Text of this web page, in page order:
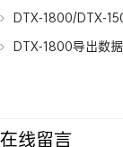
DTX-1800/DTX-
DTX-1800导出数
在线留言